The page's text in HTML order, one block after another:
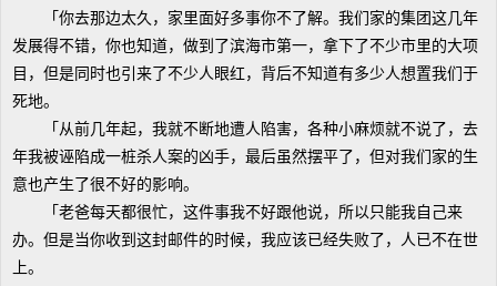
「你去那边太久，家里面好多事你不了解。我们家的集团这几年
发展得不错，你也知道，做到了滨海市第一，拿下了不少市里的大项
目，但是同时也引来了不少人眼红，背后不知道有多少人想置我们于
死地。
「从前几年起，我就不断地遭人陷害，各种小麻烦就不说了，去
年我被诬陷成一桩杀人案的凶手，最后虽然摆平了，但对我们家的生
意也产生了很不好的影响。
「老爸每天都很忙，这件事我不好跟他说，所以只能我自己来
办。但是当你收到这封邮件的时候，我应该已经失败了，人已不在世
上。